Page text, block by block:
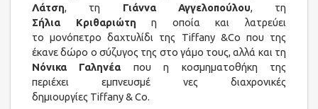
Λάτση, τη Γιάννα Αγγελοπούλου, τη
Σήλια Κριθαριώτη η οποία και λατρεύει
το μονόπετρο δαχτυλίδι της Tiffany &Co που της
έκανε δώρο ο σύζυγος της στο γάμο τους, αλλά και τη
Νόνικα Γαληνέα που η κοσμηματοθήκη της
περιέχει εμπνευσμέ νες διαχρονικές
δημιουργίες Tiffany & Co.